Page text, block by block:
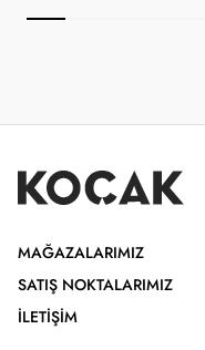
MAĞAZALARIMIZ
SATIŞ NOKTALARIMIZ
İLETIŞIM